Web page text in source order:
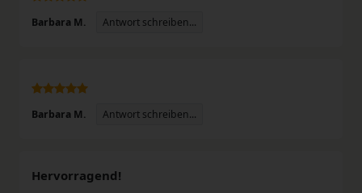
Barbara M. Antwort schreiben...
Barbara M. Antwort schreiben...
Hervorragend!